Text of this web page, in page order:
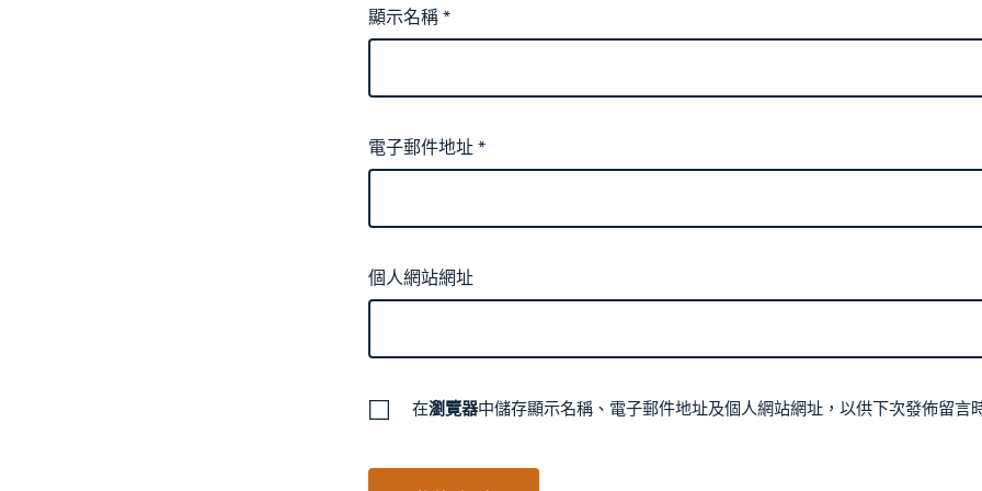
顯示名稱*
電子郵件地址*
個人網站網址
在瀏覽器中儲存顯示名稱、電子郵件地址及個人網站網址，以供下次發佈留言